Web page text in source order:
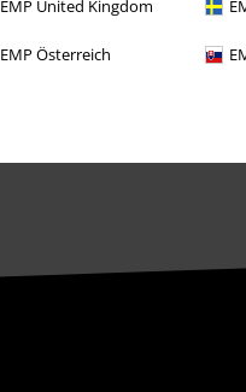
EMP United Kingdom
EMP Österreich